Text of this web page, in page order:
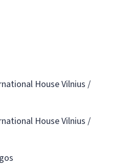
House Vilnius /
House Vilnius /